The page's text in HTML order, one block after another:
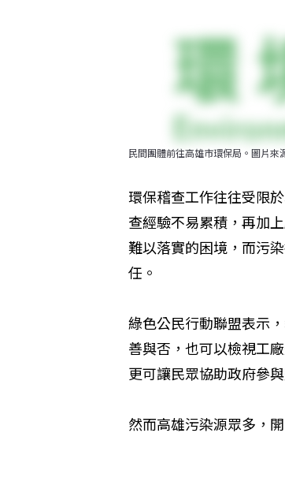
民間團體前往高雄市環保局。圖片來
環保稽查工作往往受限
查經驗不易累積，再加
難以落實的困境，而污
任。
綠色公民行動聯盟表示
善與否，也可以檢視工
更可讓民眾協助政府參
然而高雄污染源眾多，